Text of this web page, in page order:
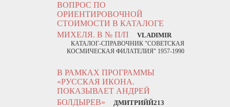
ВОПРОС ПО
ОРИЕНТИРОВОЧНОЙ
СТОИМОСТИ В КАТАЛОГЕ
МИХЕЛЯ. В № П/П
VLADIMIR
КАТАЛОГ-СПРАВОЧНИК "СОВЕТСКАЯ
КОСМИЧЕСКАЯ ФИЛАТЕЛИЯ" 1957-1990
В РАМКАХ ПРОГРАММЫ
«РУССКАЯ ИКОНА.
ПОКАЗЫВАЕТ АНДРЕЙ
БОЛДЫРЕВ»
ДМИТРИЙЙ213